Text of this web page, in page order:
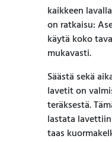
kaikkeen
on ratkaisu:
käytä koko
mukavasti.
Säästä sekä
lavetit on
teräksestä.
lastata
taas